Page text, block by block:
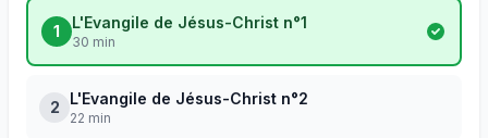
1 L'Evangile de Jésus-Christ n°1
30 min
2 L'Evangile de Jésus-Christ n°2
22 min